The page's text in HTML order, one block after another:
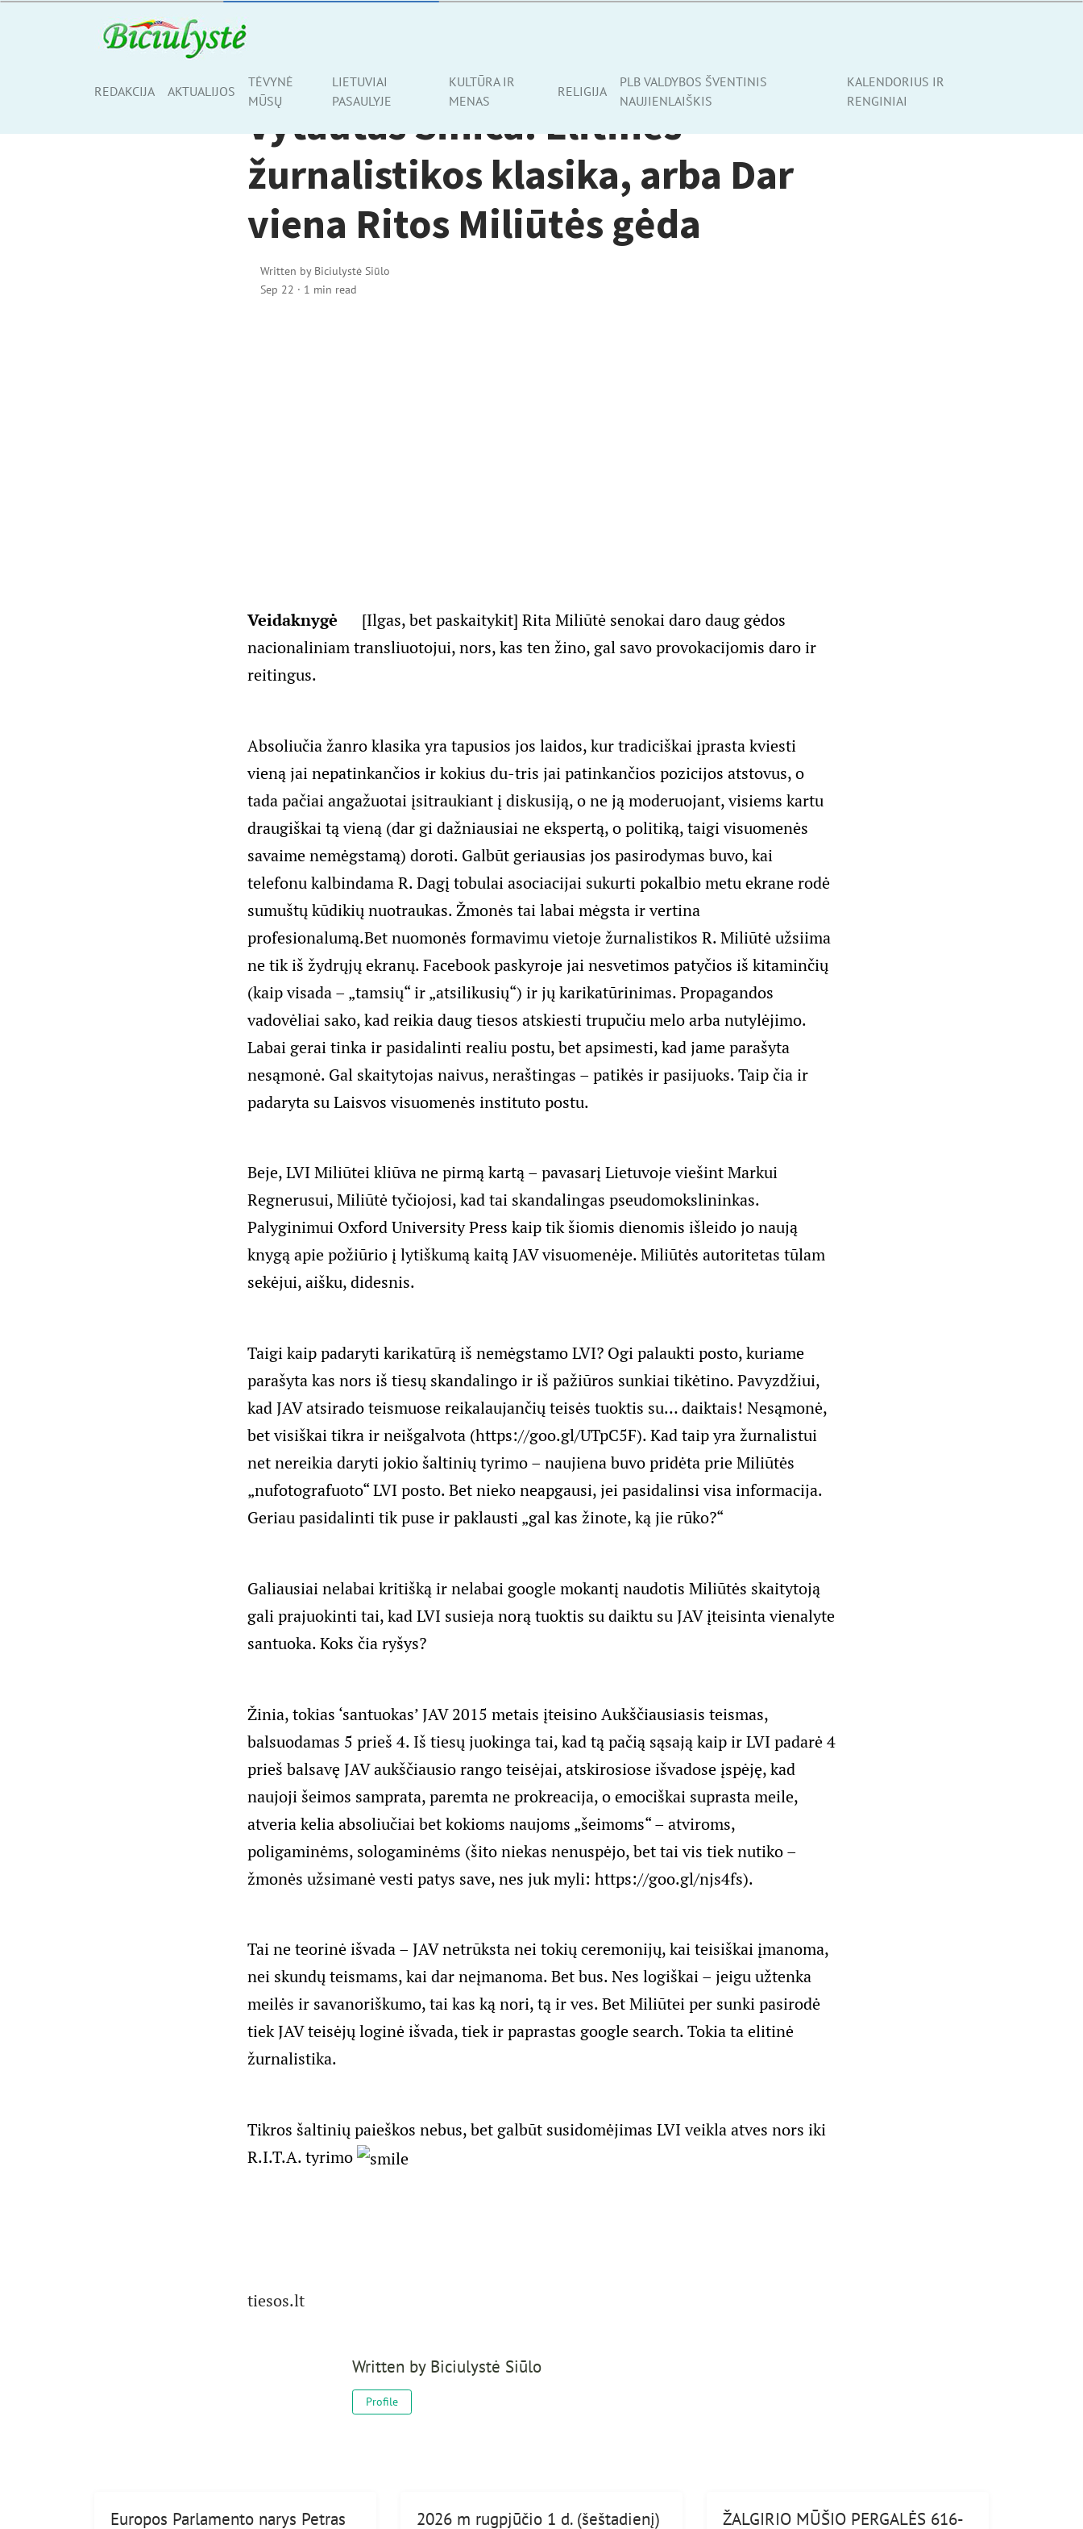
REDAKCIJA AKTUALIJOS
TĖVYNĖ
MŪSŲ
LIETUVIAI
PASAULYJE
KULTŪRA IR
MENAS
RELIGIJA
PLB VALDYBOS ŠVENTINIS
NAUJIENLAIŠKIS
KALENDORIUS IR
RENGINIAI
TĖVYNĖ MŪSŲ
Vytautas Sinica. Elitinės
žurnalistikos klasika, arba Dar
viena Ritos Miliūtės gėda
Written by Biciulystė Siūlo
Sep 22 · 1 min read
Veidaknygė [Ilgas, bet paskaitykit] Rita Miliūtė senokai daro daug gėdos
nacionaliniam transliuotojui, nors, kas ten žino, gal savo provokacijomis daro ir
reitingus.
Absoliučia žanro klasika yra tapusios jos laidos, kur tradiciškai įprasta kviesti
vieną jai nepatinkančios ir kokius du-tris jai patinkančios pozicijos atstovus, o
tada pačiai angažuotai įsitraukiant į diskusiją, o ne ją moderuojant, visiems kartu
draugiškai tą vieną (dar gi dažniausiai ne ekspertą, o politiką, taigi visuomenės
savaime nemėgstamą) doroti. Galbūt geriausias jos pasirodymas buvo, kai
telefonu kalbindama R. Dagį tobulai asociacijai sukurti pokalbio metu ekrane rodė
sumuštų kūdikių nuotraukas. Žmonės tai labai mėgsta ir vertina
profesionalumą.Bet nuomonės formavimu vietoje žurnalistikos R. Miliūtė užsiima
ne tik iš žydrųjų ekranų. Facebook paskyroje jai nesvetimos patyčios iš kitaminčių
(kaip visada – „tamsių“ ir „atsilikusių“) ir jų karikatūrinimas. Propagandos
vadovėliai sako, kad reikia daug tiesos atskiesti trupučiu melo arba nutylėjimo.
Labai gerai tinka ir pasidalinti realiu postu, bet apsimesti, kad jame parašyta
nesąmonė. Gal skaitytojas naivus, neraštingas – patikės ir pasijuoks. Taip čia ir
padaryta suLaisvos visuomenės institutopostu.
Beje, LVI Miliūtei kliūva ne pirmą kartą – pavasarį Lietuvoje viešint Markui
Regnerusui, Miliūtė tyčiojosi, kad tai skandalingas pseudomokslininkas.
Palyginimui Oxford University Press kaip tik šiomis dienomis išleido jo naują
knygąapie požiūrio į lytiškumą kaitą JAV visuomenėje. Miliūtės autoritetas tūlam
sekėjui, aišku, didesnis.
Taigi kaip padaryti karikatūrą iš nemėgstamo LVI? Ogi palaukti posto, kuriame
parašyta kas nors iš tiesų skandalingo ir iš pažiūros sunkiai tikėtino. Pavyzdžiui,
kad JAV atsirado teismuose reikalaujančių teisės tuoktis su… daiktais! Nesąmonė,
bet visiškai tikra ir neišgalvota (https://goo.gl/UTpC5F). Kad taip yra žurnalistui
net nereikia daryti jokio šaltinių tyrimo – naujiena buvo pridėta prie Miliūtės
„nufotografuoto“ LVI posto. Bet nieko neapgausi, jei pasidalinsi visa informacija.
Geriau pasidalinti tik puse ir paklausti „gal kas žinote, ką jie rūko?“
Galiausiai nelabai kritišką ir nelabai google mokantį naudotis Miliūtės skaitytoją
gali prajuokinti tai, kad LVI susieja norą tuoktis su daiktu su JAV įteisinta vienalyte
santuoka. Koks čia ryšys?
Žinia, tokias ‘santuokas’ JAV 2015 metais įteisino Aukščiausiasis teismas,
balsuodamas 5 prieš 4. Iš tiesų juokinga tai, kad tą pačią sąsają kaip ir LVI padarė 4
prieš balsavę JAV aukščiausio rango teisėjai, atskirosiose išvadose įspėję, kad
naujoji šeimos samprata, paremta ne prokreacija, o emociškai suprasta meile,
atveria kelia absoliučiai bet kokioms naujoms „šeimoms“ – atviroms,
poligaminėms, sologaminėms (šito niekas nenuspėjo, bet tai vis tiek nutiko –
žmonės užsimanė vesti patys save, nes juk myli: https://goo.gl/njs4fs).
Tai ne teorinė išvada – JAV netrūksta nei tokių ceremonijų, kai teisiškai įmanoma,
nei skundų teismams, kai dar neįmanoma. Bet bus. Nes logiškai – jeigu užtenka
meilės ir savanoriškumo, tai kas ką nori, tą ir ves. Bet Miliūtei per sunki pasirodė
tiek JAV teisėjų loginė išvada, tiek ir paprastas google search. Tokia ta elitinė
žurnalistika.
Tikros šaltinių paieškos nebus, bet galbūt susidomėjimas LVI veikla atves nors iki
R.I.T.A. tyrimo
tiesos.lt
Written by Biciulystė Siūlo
Profile
Share
Europos Parlamento narys Petras 2026 m rugpjūčio 1 d. (šeštadienį) ŽALGIRIO MŪŠIO PERGALĖS 616-